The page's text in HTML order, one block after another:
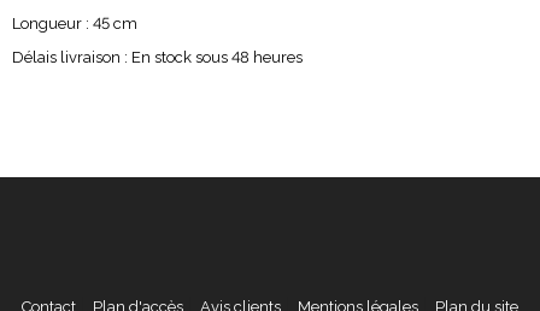
Longueur : 45 cm
Délais livraison : En stock sous 48 heures
Contact Plan d'accès Avis clients Mentions légales Plan du site